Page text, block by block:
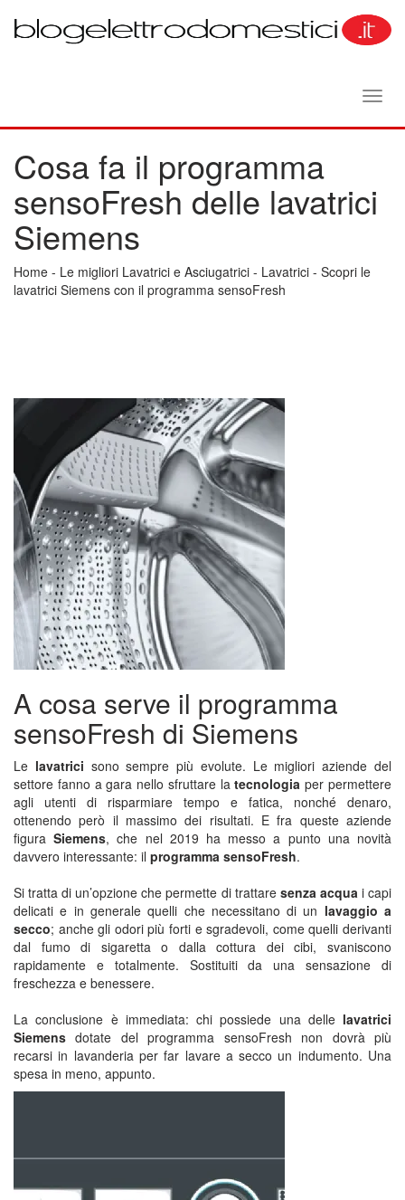
Cosa fa il programma
sensoFresh delle lavatrici
Siemens
Home - Le migliori Lavatrici e Asciugatrici - Lavatrici - Scopri le
lavatrici Siemens con il programma sensoFresh
A cosa serve il programma
sensoFresh di Siemens
Le lavatrici sono sempre più evolute. Le migliori aziende del
settore fanno a gara nello sfruttare latecnologia per permettere
agli utenti di risparmiare tempo e fatica, nonché denaro,
ottenendo però il massimo dei risultati. E fra queste aziende
figuraSiemens, che nel 2019 ha messo a punto una novità
davvero interessante: il programma sensoFresh.
Si tratta di un’opzione che permette di trattare senza acquai capi
delicati e in generale quelli che necessitano di un lavaggio a
secco; anche gli odori più forti e sgradevoli, come quelli derivanti
dal fumo di sigaretta o dalla cottura dei cibi, svaniscono
rapidamente e totalmente. Sostituiti da una sensazione di
freschezza e benessere.
La conclusione è immediata: chi possiede una delle lavatrici
Siemens dotate del programma sensoFresh non dovrà più
recarsi in lavanderia per far lavare a secco un indumento. Una
spesa in meno, appunto.